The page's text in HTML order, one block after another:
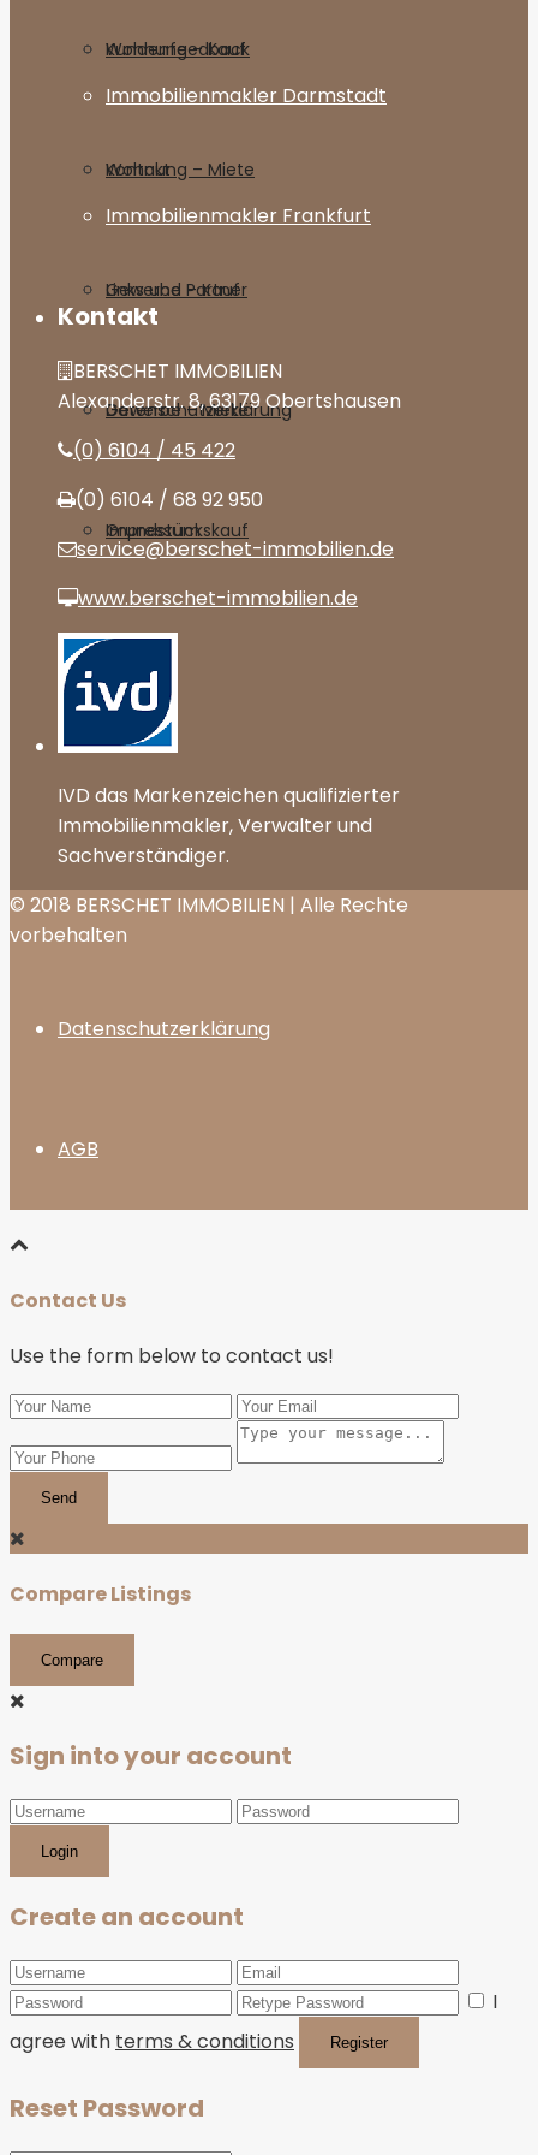
Wohnung – Kauf
Wohnung – Miete
Gewerbe – Kauf
Gewerbe – Miete
Grundstückskauf
Kundenfeedback
Kontakt
Links und Partner
Datenschutzerklärung
Impressum
Immobilienmakler Darmstadt
Immobilienmakler Frankfurt
Kontakt
BERSCHET IMMOBILIEN
Alexanderstr. 8, 63179 Obertshausen
(0) 6104 / 45 422
(0) 6104 / 68 92 950
service@berschet-immobilien.de
www.berschet-immobilien.de
IVD das Markenzeichen qualifizierter
Immobilienmakler, Verwalter und
Sachverständiger.
© 2018 BERSCHET IMMOBILIEN | Alle Rechte
vorbehalten
Datenschutzerklärung
AGB
Contact Us
Use the form below to contact us!
Send
Compare Listings
Compare
Sign into your account
Login
Create an account
I
agree with terms & conditions Register
Reset Password